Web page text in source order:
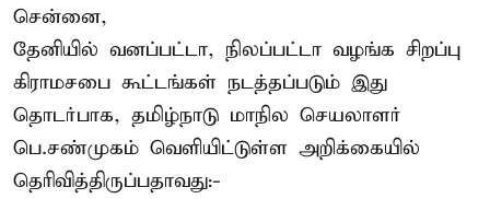
சென்னை,
தேனியில் வனப்பட்டா, நிலப்பட்டா வழங்க சிறப்பு
கிராமசபை கூட்டங்கள் நடத்தப்படும் இது
தொடர்பாக, தமிழ்நாடு மாநில செயலாளர்
பெ.சண்முகம் வெளியிட்டுள்ள அறிக்கையில்
தெரிவித்திருப்பதாவது:-